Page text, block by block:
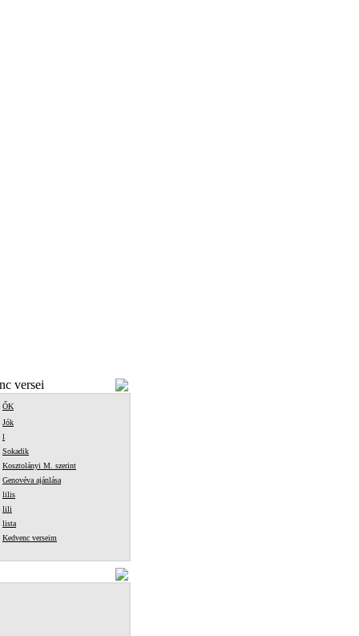
versei
ŐK
Jók
l
Sokadik
Kosztolányi M. szerint
Genovéva ajánlása
lilis
lili
lista
Kedvenc verseim